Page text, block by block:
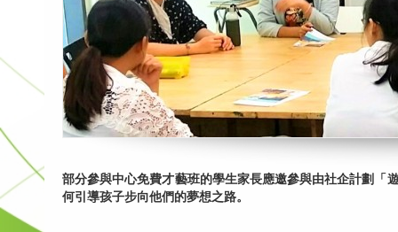
部分參與中心免費才藝班的學生家長應邀參與由社企計劃「
何引導孩子步向他們的夢想之路。